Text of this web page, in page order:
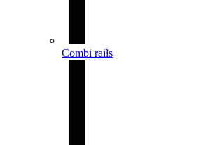
Combi rails